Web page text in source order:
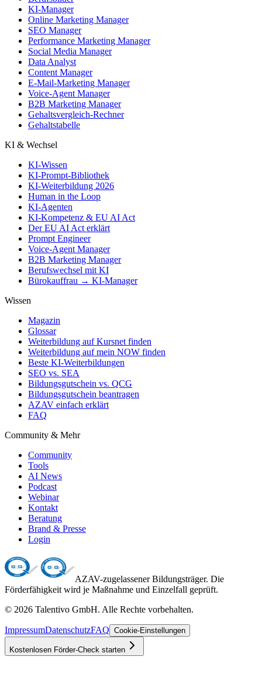
KI-Manager
Online Marketing Manager
SEO Manager
Performance Marketing Manager
Social Media Manager
Data Analyst
Content Manager
E-Mail-Marketing Manager
Voice-Agent Manager
B2B Marketing Manager
Gehaltsvergleich-Rechner
Gehaltstabelle
KI & Wechsel
KI-Wissen
KI-Prompt-Bibliothek
KI-Weiterbildung 2026
Human in the Loop
KI-Agenten
KI-Kompetenz & EU AI Act
Der EU AI Act erklärt
Prompt Engineer
Voice-Agent Manager
B2B Marketing Manager
Berufswechsel mit KI
Bürokauffrau → KI-Manager
Wissen
Magazin
Glossar
Weiterbildung auf Kursnet finden
Weiterbildung auf mein NOW finden
Beste KI-Weiterbildungen
SEO vs. SEA
Bildungsgutschein vs. QCG
Bildungsgutschein beantragen
AZAV einfach erklärt
FAQ
Community & Mehr
Community
Tools
AI News
Podcast
Webinar
Kontakt
Beratung
Brand & Presse
Login
AZAV-zugelassener Bildungsträger. Die
Förderfähigkeit wird je Maßnahme und Einzelfall geprüft.
© 2026 Talentivo GmbH. Alle Rechte vorbehalten.
ImpressumDatenschutzFAQ Cookie-Einstellungen
Kostenlosen Förder-Check starten